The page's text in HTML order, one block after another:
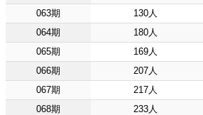
063期
130人
064期
180人
065期
169人
066期
207人
067期
217人
068期
233人